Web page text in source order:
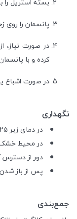
پانسمان را
کرده و با
در صورت اشباع یا پس از حداکثر
نگهداری
در دمای زیر ۲۵ درجه سانتی‌گراد
در محیط
دور از دسترس
پس از باز
جمع‌بندی